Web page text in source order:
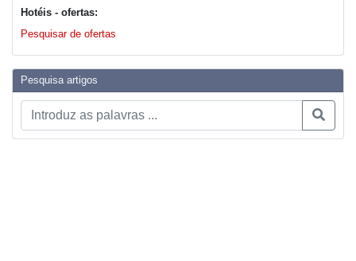
Hotéis - ofertas:
Pesquisar de ofertas
Pesquisa artigos